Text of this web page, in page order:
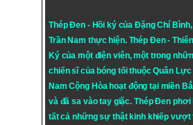
Thép Đen - Hồi ký của Đặng Chí Bình
Trần Nam thực hiện. Thép Đen-
Ký của một điện viên, một trong
chiến sĩ của bóng tối thuộc Quân Lực
Nam Cộng Hòa hoạt động tại miền
và đã sa vào tay giặc. Thép Đen phơi
tất cả những sự thật kinh khiếp vượt